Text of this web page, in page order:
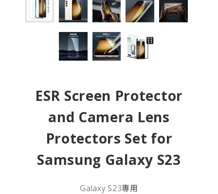
ESR Screen Protector
and Camera Lens
Protectors Set for
Samsung Galaxy S23
Galaxy S23専用